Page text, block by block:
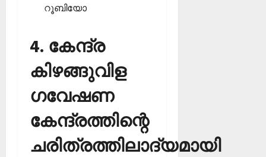
റൂബിയോ
4. കേന്ദ്ര
കിഴങ്ങുവിള
ഗവേഷണ
കേന്ദ്രത്തിന്റെ
ചരിത്രത്തിലാദ്യമായി